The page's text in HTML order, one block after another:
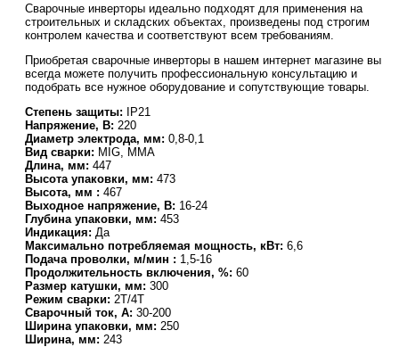
Сварочные инверторы идеально подходят для применения на
строительных и складских объектах, произведены под строгим
контролем качества и соответствуют всем требованиям.
Приобретая сварочные инверторы в нашем интернет магазине вы
всегда можете получить профессиональную консультацию и
подобрать все нужное оборудование и сопутствующие товары.
Степень защиты: IP21
Напряжение, В: 220
Диаметр электрода, мм: 0,8-0,1
Вид сварки: MIG, MMA
Длина, мм: 447
Высота упаковки, мм: 473
Высота, мм : 467
Выходное напряжение, В: 16-24
Глубина упаковки, мм: 453
Индикация: Да
Максимально потребляемая мощность, кВт: 6,6
Подача проволки, м/мин : 1,5-16
Продолжительность включения, %: 60
Размер катушки, мм: 300
Режим сварки: 2T/4T
Сварочный ток, А: 30-200
Ширина упаковки, мм: 250
Ширина, мм: 243